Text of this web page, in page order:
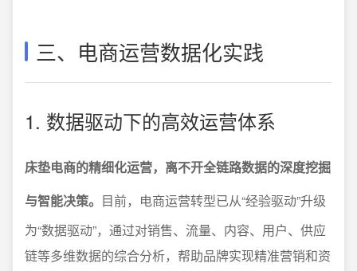
三、电商运营数据化实践
1. 数据驱动下的高效运营体系
床垫电商的精细化运营，离不开全链路数据的深度挖掘
与智能决策。 目前，电商运营转型已从“经验驱动”升级
为“数据驱动”，通过对销售、流量、内容、用户、供应
链等多维数据的综合分析，帮助品牌实现精准营销和资